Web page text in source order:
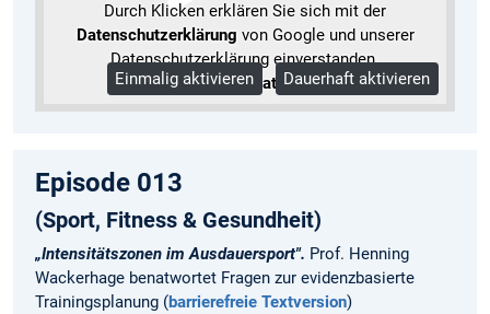
Durch Klicken erklären Sie sich mit der
Datenschutzerklärung von Google und unserer
Datenschutzerklärung einverstanden.
Mehr Informationen
Einmalig aktivieren Dauerhaft aktivieren
Episode 013
(Sport, Fitness & Gesundheit)
„Intensitätszonen im Ausdauersport". Prof. Henning
Wackerhage benatwortet Fragen zur evidenzbasierte
Trainingsplanung (barrierefreie Textversion)